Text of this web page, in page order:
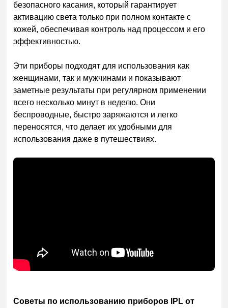
безопасного касания, который гарантирует
активацию света только при полном контакте с
кожей, обеспечивая контроль над процессом и его
эффективностью.
Эти приборы подходят для использования как
женщинами, так и мужчинами и показывают
заметные результаты при регулярном применении
всего несколько минут в неделю. Они
беспроводные, быстро заряжаются и легко
переносятся, что делает их удобными для
использования даже в путешествиях.
Советы по использованию приборов IPL от